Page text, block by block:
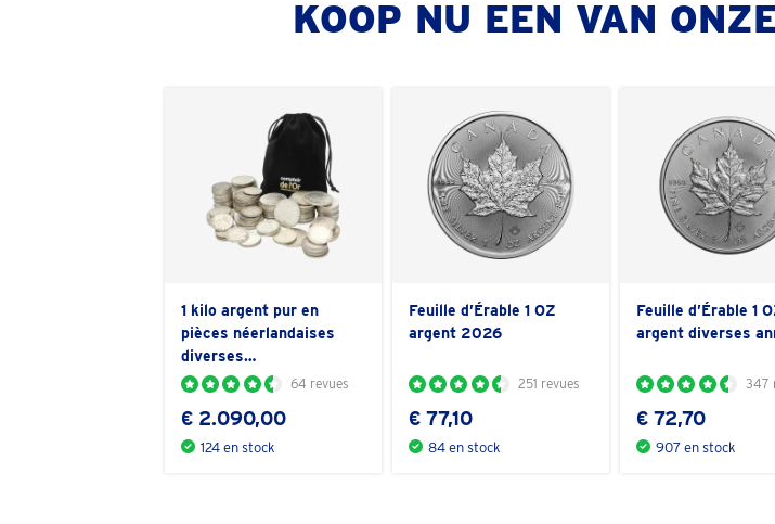
KOOP NU EEN VAN
1 kilo argent pur en
pièces néerlandaises
diverses…
64 revues
€ 2.090,00
124 en stock
Feuille d’Érable 1 OZ
argent 2026
251 revues
€ 77,10
84 en stock
Feuille d’Érable 1
argent diverses
347
€ 72,70
907 en stock